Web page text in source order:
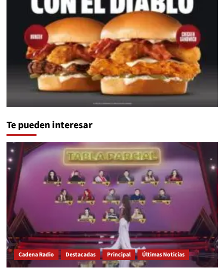
Te pueden interesar
Cadena Radio Destacadas Principal Últimas Noticias